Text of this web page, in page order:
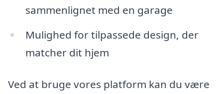
sammenlignet med en garage
Mulighed for tilpassede design, der
matcher dit hjem
Ved at bruge vores platform kan du være